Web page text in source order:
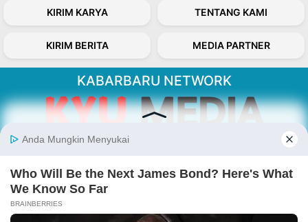
KIRIM KARYA TENTANG KAMI
KIRIM BERITA MEDIA PARTNER
KABARBARU NETWORK
Kabarbaru.co menyajikan berita aktual dan